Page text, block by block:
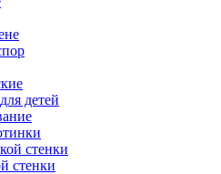
детей
стенки
стенки